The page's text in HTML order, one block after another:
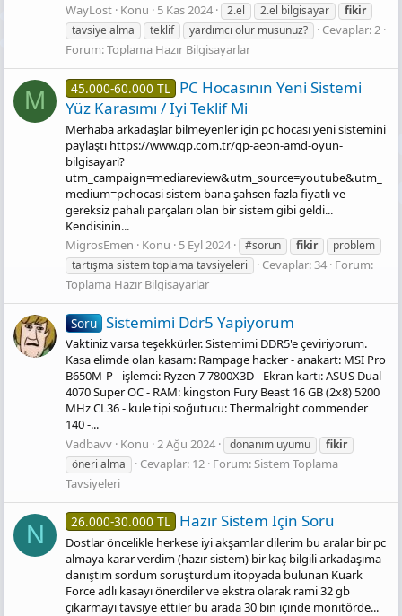
WayLost Konu 5 Kas 2024 2.el 2.el bilgisayar
fikir
tavsiye alma
teklif yardımcı olur musunuz?
Cevaplar: 2
Forum:Toplama Hazır Bilgisayarlar
M 45.000-60.000 TL PC Hocasının Yeni Sistemi
Yüz Karasımı / Iyi Teklif Mi
Merhaba arkadaşlar bilmeyenler için pc hocası yeni sistemini
paylaştı https://www.qp.com.tr/qp-aeon-amd-oyun-
bilgisayari?
utm_campaign=mediareview&utm_source=youtube&utm_
medium=pchocasi sistem bana şahsen fazla fiyatlı ve
gereksiz pahalı parçaları olan bir sistem gibi geldi...
Kendisinin...
MigrosEmen
Konu 5 Eyl 2024 #sorun fikir
problem
tartışma sistem toplama tavsiyeleri
Cevaplar: 34 Forum:
Toplama Hazır Bilgisayarlar
Soru Si̇stemi̇mi̇ Ddr5 Yapiyorum
Vaktiniz varsa teşekkürler. Sistemimi DDR5'e çeviriyorum.
Kasa elimde olan kasam: Rampage hacker - anakart: MSI Pro
B650M-P - işlemci: Ryzen 7 7800X3D - Ekran kartı: ASUS Dual
4070 Super OC - RAM: kingston Fury Beast 16 GB (2x8) 5200
MHz CL36 - kule tipi soğutucu: Thermalright commender
140 -...
Vadbavv Konu 2 Ağu 2024 donanım uyumu
fikir
öneri alma
Cevaplar: 12 Forum: Sistem Toplama
Tavsiyeleri
N 26.000-30.000 TL Hazır Sistem Için Soru
Dostlar öncelikle herkese iyi akşamlar dilerim bu aralar bir pc
almaya karar verdim (hazır sistem) bir kaç bilgili arkadaşıma
danıştım sordum soruşturdum itopyada bulunan Kuark
Force adlı kasayı önerdiler ve ekstra olarak rami 32 gb
çıkarmayı tavsiye ettiler bu arada 30 bin içinde monitörde...